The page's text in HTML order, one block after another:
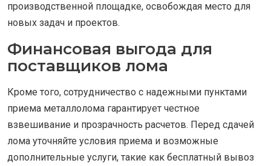
производственной площадке, освобождая место для
новых задач и проектов.
Финансовая выгода для
поставщиков лома
Кроме того, сотрудничество с надежными пунктами
приема металлолома гарантирует честное
взвешивание и прозрачность расчетов. Перед сдачей
лома уточняйте условия приема и возможные
дополнительные услуги, такие как бесплатный вывоз